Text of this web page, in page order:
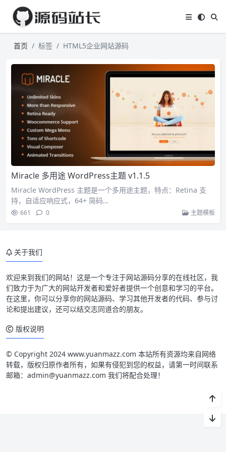
首页 标签 HTML5企业网站源码
Miracle 多用途 WordPress主题 v1.1.5
Miracle WordPress 主题是一个多用途主题，特点：Retina 支
持，自适应响应式，64+ 简码…
661 0 主题模板
关于我们
欢迎来到我们的网站！这是一个专注于网站源码分享的在线社区，我
们致力于为广大的网站开发者和爱好者提供一个创意和学习的平台。
在这里，你可以分享你的网站源码、学习其他开发者的代码、参与讨
论和提出建议，还可以结交志同道合的朋友。
版权说明
© Copyright 2024 www.yuanmazz.com 本站所有资源均来自网络
转载，版权归原作者所有，如果有侵犯到您的权益，请第一时间联系
邮箱：admin@yuanmazz.com 我们将配合处理！